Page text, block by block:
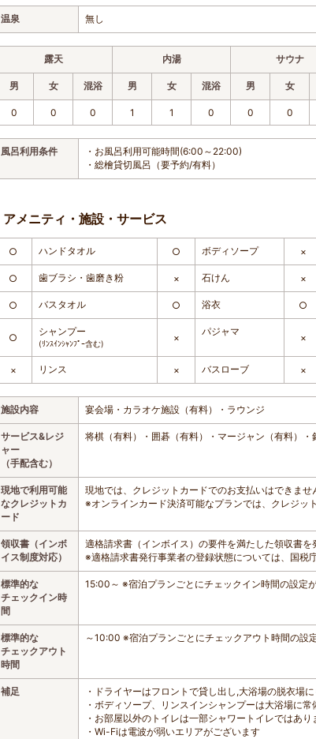
温泉 無し
露天 内湯 サウナ
男 女 混浴 男 女 混浴 男 女
0 0 0 1 1 0 0 0
風呂利用条件
・お風呂利用可能時間(6:00～22:00)
・総檜貸切風呂（要予約/有料）
アメニティ・施設・サービス
○ ハンドタオル ○ ボディソープ ×
○ 歯ブラシ・歯磨き粉 × 石けん ×
○ バスタオル ○ 浴衣 ○
○
シャンプー
(ﾘﾝｽｲﾝｼｬﾝﾌﾟｰ含む) ×
パジャマ
×
× リンス × バスローブ ×
施設内容 宴会場・カラオケ施設（有料）・ラウンジ
サービス&レジ
ャー
（手配含む）
将棋（有料）・囲碁（有料）・マージャン（有料）・
現地で利用可能
なクレジットカ
ード
現地では、クレジットカードでのお支払いはできませ
※オンラインカード決済可能なプランでは、クレジッ
領収書（インボ
イス制度対応）
適格請求書（インボイス）の要件を満たした領収書を
※適格請求書発行事業者の登録状態については、国税
標準的な
チェックイン時
間
15:00～ ※宿泊プランごとにチェックイン時間の設定
標準的な
チェックアウト
時間
～10:00 ※宿泊プランごとにチェックアウト時間の設
補足
・ドライヤーはフロントで貸し出し,大浴場の脱衣場
・ボディソープ、リンスインシャンプーは大浴場に常
・お部屋以外のトイレは一部シャワートイレではあり
・Wi-Fiは電波が弱いエリアがございます